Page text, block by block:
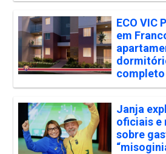
ECO VIC
em
completo
Janja
oficiais e
sobre